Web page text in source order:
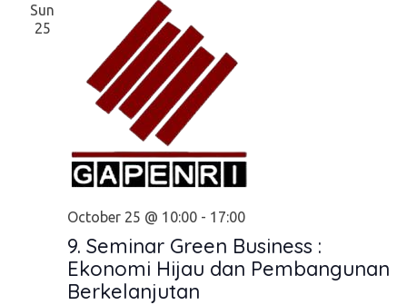
Sun
25
9. Seminar Green Business :
Ekonomi Hijau dan Pembangunan
Berkelanjutan
October 25 @ 10:00- 17:00